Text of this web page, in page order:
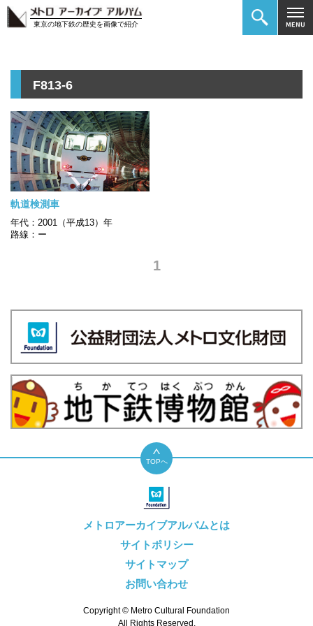
東京の地下鉄の歴史を画像で紹介
F813-6
軌道検測車
年代：2001（平成13）年
路線：ー
1
TOPへ
メトロアーカイブアルバムとは
サイトポリシー
サイトマップ
お問い合わせ
Copyright © Metro Cultural Foundation
All Rights Reserved.